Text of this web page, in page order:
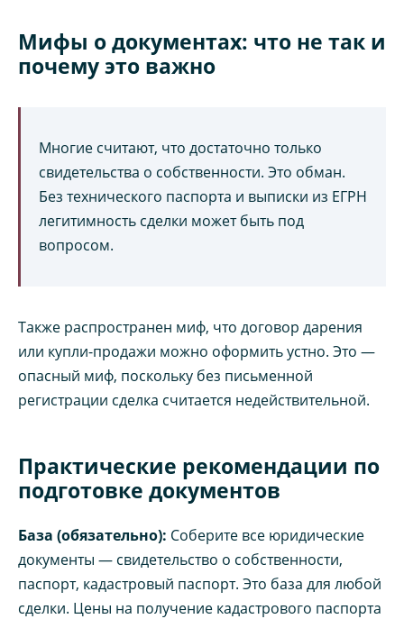
Мифы о документах: что не так и
почему это важно
Многие считают, что достаточно только
свидетельства о собственности. Это обман.
Без технического паспорта и выписки из ЕГРН
легитимность сделки может быть под
вопросом.
Также распространен миф, что договор дарения
или купли-продажи можно оформить устно. Это —
опасный миф, поскольку без письменной
регистрации сделка считается недействительной.
Практические рекомендации по
подготовке документов
База (обязательно): Соберите все юридические
документы — свидетельство о собственности,
паспорт, кадастровый паспорт. Это база для любой
сделки. Цены на получение кадастрового паспорта